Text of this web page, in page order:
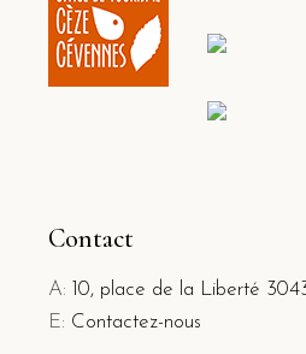
Contact
A:
10, place de la Liberté
E: Contactez-nous